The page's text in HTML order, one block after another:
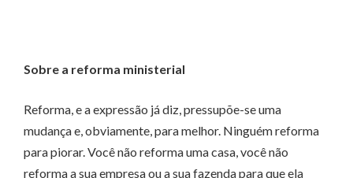
Sobre a reforma ministerial
Reforma, e a expressão já diz, pressupõe-se uma
mudança e, obviamente, para melhor. Ninguém reforma
para piorar. Você não reforma uma casa, você não
reforma a sua empresa ou a sua fazenda para que ela